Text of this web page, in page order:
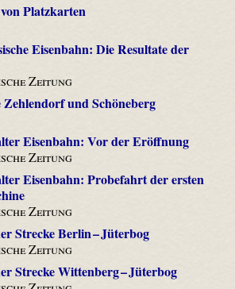
Platzkarten
Eisenbahn: Die Resultate der
Zeitung
und Schöneberg
Eisenbahn: Vor der Eröffnung
Zeitung
Eisenbahn: Probefahrt der ersten
Zeitung
Strecke Berlin – Jüterbog
Zeitung
Strecke Wittenberg – Jüterbog